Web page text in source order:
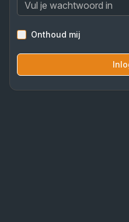
Onthoud mij